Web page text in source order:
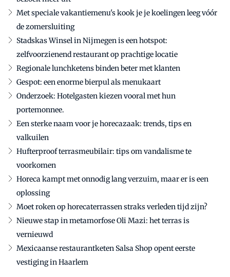
Met speciale vakantiemenu's kook je je koelingen leeg vóór
de zomersluiting
Stadskas Winsel in Nijmegen is een hotspot:
zelfvoorzienend restaurant op prachtige locatie
Regionale lunchketens binden beter met klanten
Gespot: een enorme bierpul als menukaart
Onderzoek: Hotelgasten kiezen vooral met hun
portemonnee.
Een sterke naam voor je horecazaak: trends, tips en
valkuilen
Hufterproof terrasmeubilair: tips om vandalisme te
voorkomen
Horeca kampt met onnodig lang verzuim, maar er is een
oplossing
Moet roken op horecaterrassen straks verleden tijd zijn?
Nieuwe stap in metamorfose Oli Mazi: het terras is
vernieuwd
Mexicaanse restaurantketen Salsa Shop opent eerste
vestiging in Haarlem